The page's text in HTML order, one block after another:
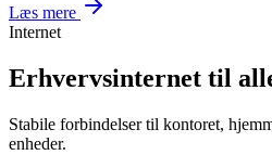
Læs mere
Internet
Erhvervsinternet til
Stabile forbindelser til kontoret,
enheder.